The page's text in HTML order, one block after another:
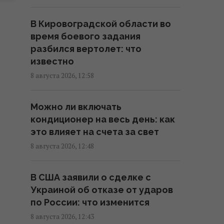
Импорт сжиженного газа из
России в ЕС резко вырос: какая
страна купила больше всего
13:44 суббота, 08 августа 2026
Первый титульный бой
Александра Хижняка: вечер
Usyk 17 Promotions эксклюзивно
на Киевстар ТВ
Один знак Зодиака вот-вот
ждет феерический камбэк
после нескольких лет
В Кировоградской области во
время боевого задания
разбился вертолет: что
известно
8 августа 2026, 12:58
Можно ли включать
кондиционер на весь день: как
это влияет на счета за свет
8 августа 2026, 12:48
В США заявили о сделке с
Украиной об отказе от ударов
по России: что изменится
8 августа 2026, 12:43